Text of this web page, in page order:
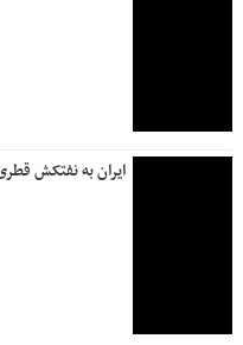
ایران به نفتکش